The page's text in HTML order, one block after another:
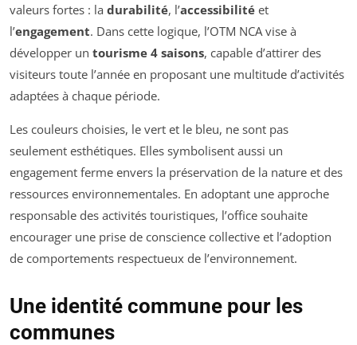
valeurs fortes : la durabilité, l’accessibilité et
l’engagement. Dans cette logique, l’OTM NCA vise à
développer un tourisme 4 saisons, capable d’attirer des
visiteurs toute l’année en proposant une multitude d’activités
adaptées à chaque période.
Les couleurs choisies, le vert et le bleu, ne sont pas
seulement esthétiques. Elles symbolisent aussi un
engagement ferme envers la préservation de la nature et des
ressources environnementales. En adoptant une approche
responsable des activités touristiques, l’office souhaite
encourager une prise de conscience collective et l’adoption
de comportements respectueux de l’environnement.
Une identité commune pour les
communes